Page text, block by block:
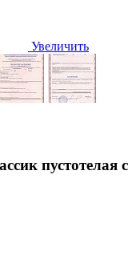
Увеличить
пустотелая с